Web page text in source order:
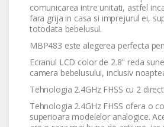
comunicarea intre unitati, astfel
fara grija in casa si imprejurul ei,
totodata bebelusul.
MBP483 este alegerea perfecta
Ecranul LCD color de 2.8" reda
camera bebelusului, inclusiv
Tehnologia 2.4GHz FHSS cu 2
Tehnologia 2.4GHz FHSS ofera o
superioara modelelor analogice.